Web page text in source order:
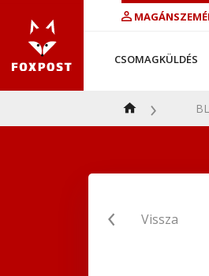
CSOMAGKÜLDÉS
Vissza